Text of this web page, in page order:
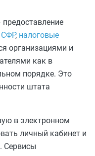
СФР, налоговые
организациями и
как в
порядке. Это
штата
в электронном
личный кабинет и
Сервисы